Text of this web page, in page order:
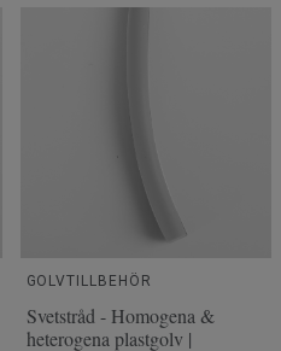
GOLVTILLBEHÖR
Svetstråd - Homogena &
heterogena plastgolv |